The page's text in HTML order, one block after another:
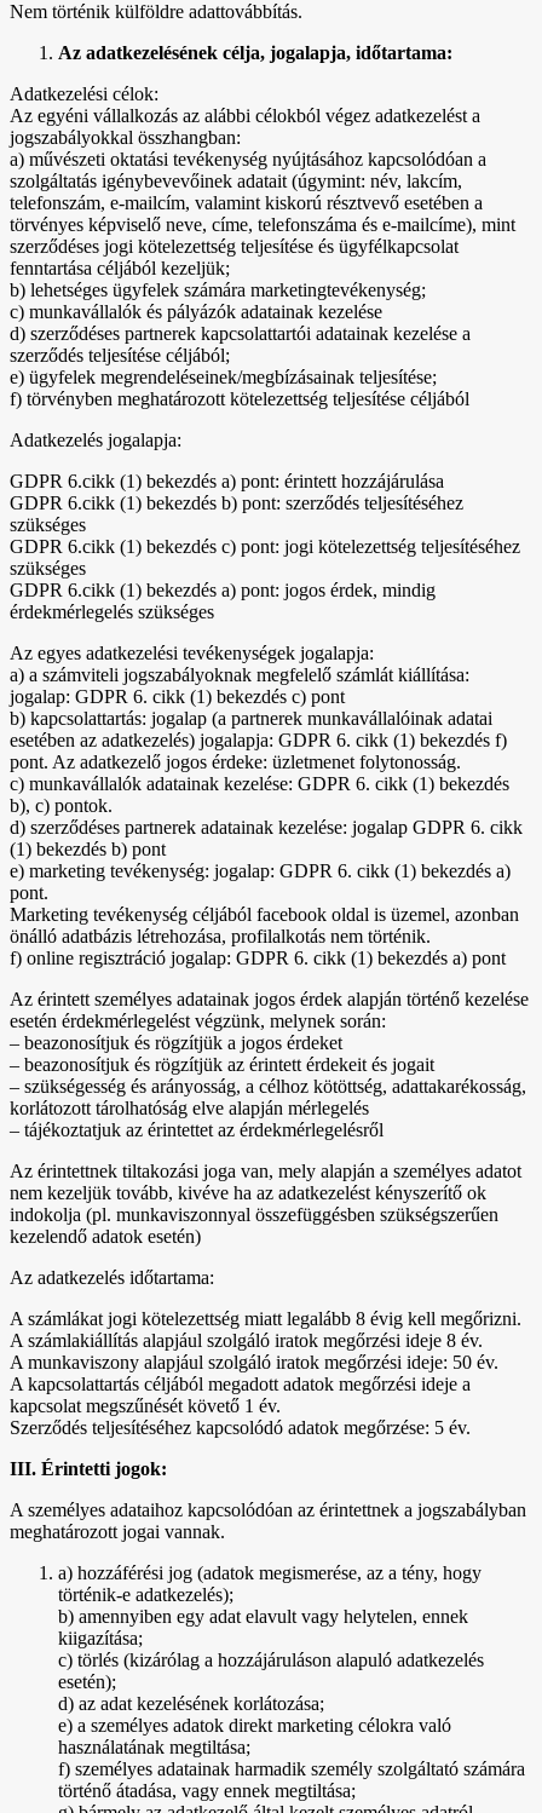
Nem történik külföldre adattovábbítás.
Az adatkezelésének célja, jogalapja, időtartama:
Adatkezelési célok:
Az egyéni vállalkozás az alábbi célokból végez adatkezelést a
jogszabályokkal összhangban:
a) művészeti oktatási tevékenység nyújtásához kapcsolódóan a
szolgáltatás igénybevevőinek adatait (úgymint: név, lakcím,
telefonszám, e-mailcím, valamint kiskorú résztvevő esetében a
törvényes képviselő neve, címe, telefonszáma és e-mailcíme), mint
szerződéses jogi kötelezettség teljesítése és ügyfélkapcsolat
fenntartása céljából kezeljük;
b) lehetséges ügyfelek számára marketingtevékenység;
c) munkavállalók és pályázók adatainak kezelése
d) szerződéses partnerek kapcsolattartói adatainak kezelése a
szerződés teljesítése céljából;
e) ügyfelek megrendeléseinek/megbízásainak teljesítése;
f) törvényben meghatározott kötelezettség teljesítése céljából
Adatkezelés jogalapja:
GDPR 6.cikk (1) bekezdés a) pont: érintett hozzájárulása
GDPR 6.cikk (1) bekezdés b) pont: szerződés teljesítéséhez
szükséges
GDPR 6.cikk (1) bekezdés c) pont: jogi kötelezettség teljesítéséhez
szükséges
GDPR 6.cikk (1) bekezdés a) pont: jogos érdek, mindig
érdekmérlegelés szükséges
Az egyes adatkezelési tevékenységek jogalapja:
a) a számviteli jogszabályoknak megfelelő számlát kiállítása:
jogalap: GDPR 6. cikk (1) bekezdés c) pont
b) kapcsolattartás: jogalap (a partnerek munkavállalóinak adatai
esetében az adatkezelés) jogalapja: GDPR 6. cikk (1) bekezdés f)
pont. Az adatkezelő jogos érdeke: üzletmenet folytonosság.
c) munkavállalók adatainak kezelése: GDPR 6. cikk (1) bekezdés
b), c) pontok.
d) szerződéses partnerek adatainak kezelése: jogalap GDPR 6. cikk
(1) bekezdés b) pont
e) marketing tevékenység: jogalap: GDPR 6. cikk (1) bekezdés a)
pont.
Marketing tevékenység céljából facebook oldal is üzemel, azonban
önálló adatbázis létrehozása, profilalkotás nem történik.
f) online regisztráció jogalap: GDPR 6. cikk (1) bekezdés a) pont
Az érintett személyes adatainak jogos érdek alapján történő kezelése
esetén érdekmérlegelést végzünk, melynek során:
– beazonosítjuk és rögzítjük a jogos érdeket
– beazonosítjuk és rögzítjük az érintett érdekeit és jogait
– szükségesség és arányosság, a célhoz kötöttség, adattakarékosság,
korlátozott tárolhatóság elve alapján mérlegelés
– tájékoztatjuk az érintettet az érdekmérlegelésről
Az érintettnek tiltakozási joga van, mely alapján a személyes adatot
nem kezeljük tovább, kivéve ha az adatkezelést kényszerítő ok
indokolja (pl. munkaviszonnyal összefüggésben szükségszerűen
kezelendő adatok esetén)
Az adatkezelés időtartama:
A számlákat jogi kötelezettség miatt legalább 8 évig kell megőrizni.
A számlakiállítás alapjául szolgáló iratok megőrzési ideje 8 év.
A munkaviszony alapjául szolgáló iratok megőrzési ideje: 50 év.
A kapcsolattartás céljából megadott adatok megőrzési ideje a
kapcsolat megszűnését követő 1 év.
Szerződés teljesítéséhez kapcsolódó adatok megőrzése: 5 év.
III. Érintetti jogok:
A személyes adataihoz kapcsolódóan az érintettnek a jogszabályban
meghatározott jogai vannak.
a) hozzáférési jog (adatok megismerése, az a tény, hogy
történik-e adatkezelés);
b) amennyiben egy adat elavult vagy helytelen, ennek
kiigazítása;
c) törlés (kizárólag a hozzájáruláson alapuló adatkezelés
esetén);
d) az adat kezelésének korlátozása;
e) a személyes adatok direkt marketing célokra való
használatának megtiltása;
f) személyes adatainak harmadik személy szolgáltató számára
történő átadása, vagy ennek megtiltása;